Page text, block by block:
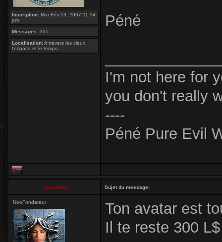
Inscription: Mar Fév 13, 2007 11:34
pm
Messages: 325
Localisation:A travers les cieux,
l'espace et le temps...
Péné
I'm not here for
you don't really
----
Péné Pure Evil
yann.minh Sujet du message:
NooFondateur
Ton avatar est
Il te reste 300